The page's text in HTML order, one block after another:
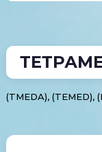
(TMEDA), (TEMED),